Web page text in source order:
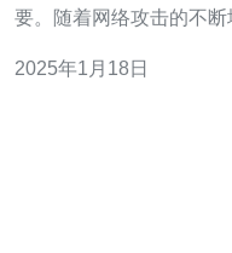
要。随着网络攻击的不
方案，既可以防御各种类
2025年1月18日